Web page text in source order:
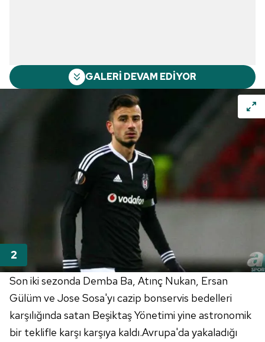
GALERİ DEVAM EDİYOR
Son iki sezonda Demba Ba, Atınç Nukan, Ersan
Gülüm ve Jose Sosa'yı cazip bonservis bedelleri
karşılığında satan Beşiktaş Yönetimi yine astronomik
bir teklifle karşı karşıya kaldı.Avrupa'da yakaladığı